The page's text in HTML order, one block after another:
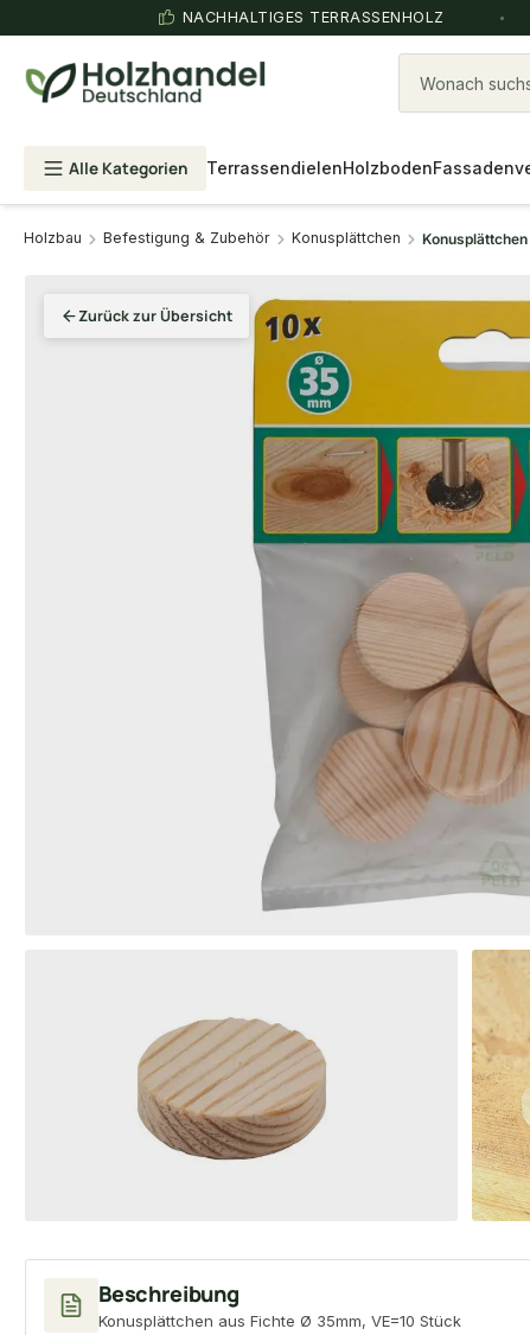
NACHHALTIGES TERRASSENHOLZ
Wonach
Alle Kategorien TerrassendielenHolzboden
Holzbau Befestigung & Zubehör Konusplättchen
Zurück zur Übersicht
Beschreibung
Konusplättchen aus Fichte Ø 35mm, VE=10 Stück